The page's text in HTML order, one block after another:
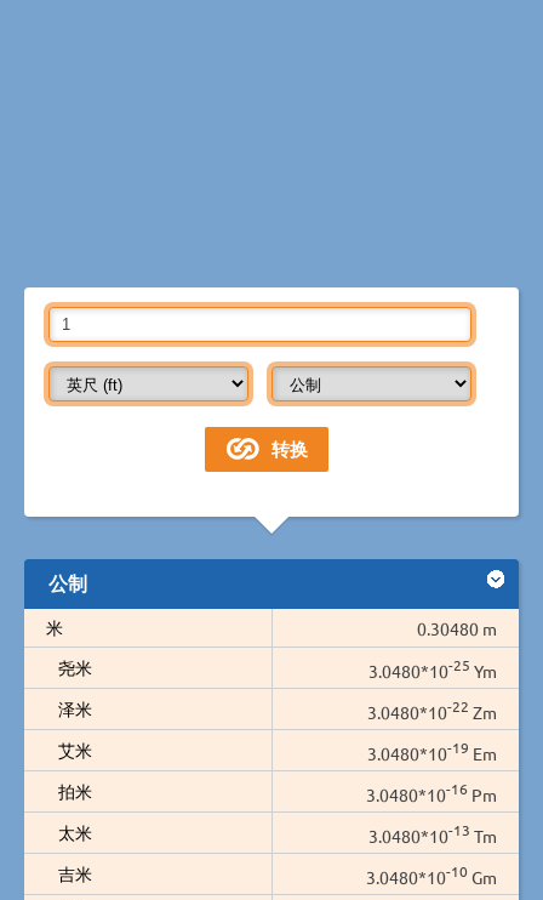
公制
米
0.30480 m
尧米
3.0480*10-25 Ym
泽米
3.0480*10-22 Zm
艾米
3.0480*10-19 Em
拍米
3.0480*10-16 Pm
太米
3.0480*10-13 Tm
吉米
3.0480*10-10 Gm